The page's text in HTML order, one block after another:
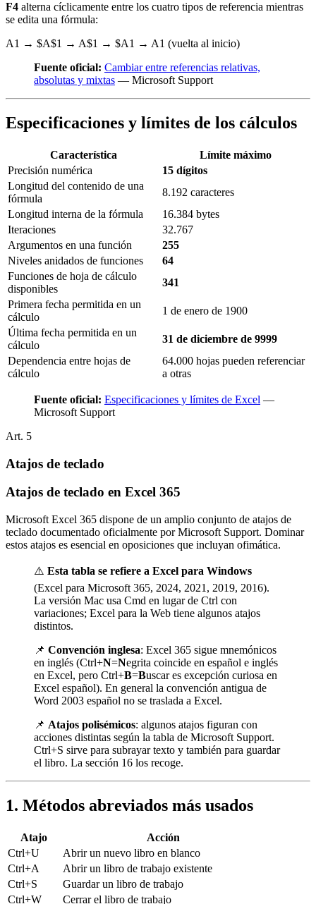
F4 alterna cíclicamente entre los cuatro tipos de referencia mientras
se edita una fórmula:
A1 → $A$1 → A$1 → $A1 → A1 (vuelta al inicio)
Fuente oficial: Cambiar entre referencias relativas,
absolutas y mixtas — Microsoft Support
Especificaciones y límites de los cálculos
Característica
Límite máximo
Precisión numérica
15 dígitos
Longitud del contenido de una
fórmula
8.192 caracteres
Longitud interna de la fórmula
16.384 bytes
Iteraciones
32.767
Argumentos en una función
255
Niveles anidados de funciones
64
Funciones de hoja de cálculo
disponibles
341
Primera fecha permitida en un
cálculo
1 de enero de 1900
Última fecha permitida en un
cálculo
31 de diciembre de 9999
Dependencia entre hojas de
cálculo
64.000 hojas pueden referenciar
a otras
Fuente oficial: Especificaciones y límites de Excel —
Microsoft Support
Art. 5
Atajos de teclado
Atajos de teclado en Excel 365
Microsoft Excel 365 dispone de un amplio conjunto de atajos de
teclado documentado oficialmente por Microsoft Support. Dominar
estos atajos es esencial en oposiciones que incluyan ofimática.
⚠️ Esta tabla se refiere a Excel para Windows
(Excel para Microsoft 365, 2024, 2021, 2019, 2016).
La versión Mac usa Cmd en lugar de Ctrl con
variaciones; Excel para la Web tiene algunos atajos
distintos.
📌 Convención inglesa: Excel 365 sigue mnemónicos
en inglés (Ctrl+N=Negrita coincide en español e inglés
en Excel, pero Ctrl+B=Buscar es excepción curiosa en
Excel español). En general la convención antigua de
Word 2003 español no se traslada a Excel.
📌 Atajos polisémicos: algunos atajos figuran con
acciones distintas según la tabla de Microsoft Support.
Ctrl+S sirve para subrayar texto y también para guardar
el libro. La sección 16 los recoge.
1. Métodos abreviados más usados
Atajo
Acción
Ctrl+U
Abrir un nuevo libro en blanco
Ctrl+A
Abrir un libro de trabajo existente
Ctrl+S
Guardar un libro de trabajo
Ctrl+W
Cerrar el libro de trabajo